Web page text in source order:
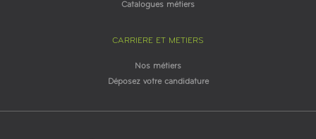
Catalogues métiers
CARRIERE ET METIERS
Nos métiers
Déposez votre candidature